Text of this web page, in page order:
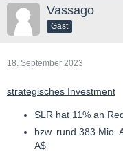
Vassago
Gast
18. September 2023
strategisches Investment
SLR hat 11% an
bzw. rund 383 Mio.
A$